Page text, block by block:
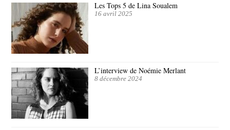
Les Tops 5 de Lina Soualem
16 avril 2025
L’interview de Noémie Merlant
8 décembre 2024